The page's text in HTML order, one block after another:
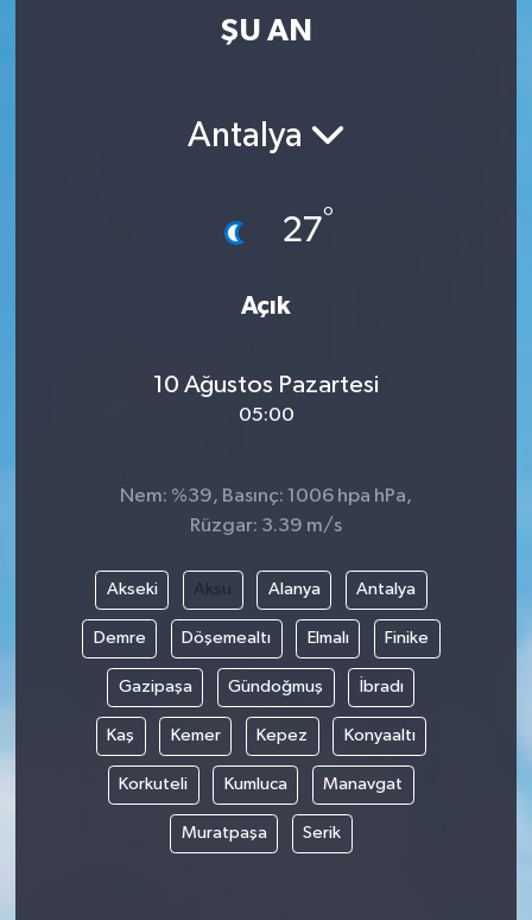
ŞU AN
Antalya
27°
Açık
10 Ağustos Pazartesi
05:00
Nem: %39, Basınç: 1006 hpa hPa,
Rüzgar: 3.39 m/s
Akseki Aksu Alanya Antalya
Demre Döşemealtı Elmalı Finike
Gazipaşa Gündoğmuş İbradı
Kaş Kemer Kepez Konyaaltı
Korkuteli Kumluca Manavgat
Muratpaşa Serik